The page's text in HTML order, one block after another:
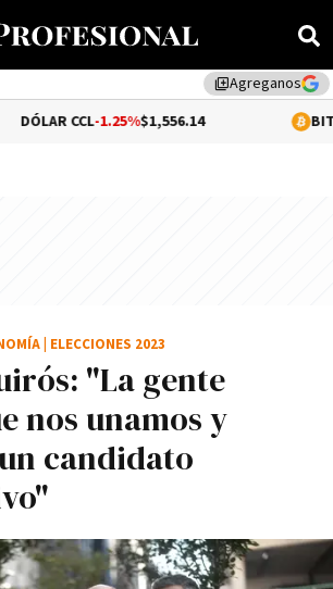
library_addAgreganos
-1.25%$1,556.14 BITCOIN
"La gente
nos unamos y
candidato
ELECCIONES 2023